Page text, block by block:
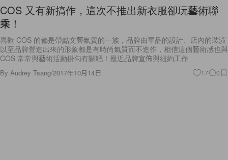
COS 又有新搞作，這次不推出新衣服卻玩藝術聯
乘！
喜歡 COS 的都是帶點文藝氣質的一族，品牌由單品的設計、店內的裝潢
以至品牌營造出來的形象都是有時尚氣質而不造作，相信這個藝術感也與
COS 常常與藝術活動掛勾有關吧！最近品牌宣佈與紐約工作
By Audrey Tsang/2017年10月14日 17 0